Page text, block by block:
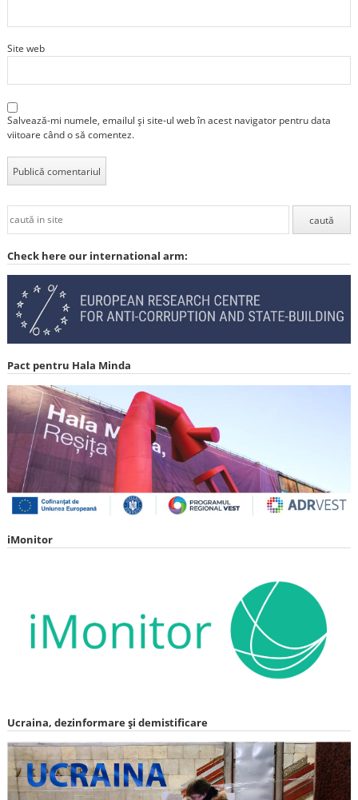
Site web
Salvează-mi numele, emailul și site-ul web în acest navigator pentru data
viitoare când o să comentez.
Check here our international arm:
Pact pentru Hala Minda
iMonitor
Ucraina, dezinformare și demistificare